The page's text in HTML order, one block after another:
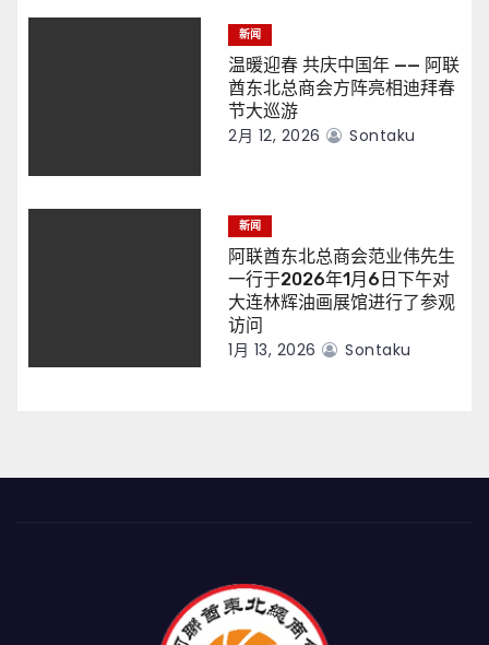
新闻
温暖迎春 共庆中国年 —— 阿联
酋东北总商会方阵亮相迪拜春
节大巡游
2月 12, 2026 Sontaku
新闻
阿联酋东北总商会范业伟先生
一行于2026年1月6日下午对
大连林辉油画展馆进行了参观
访问
1月 13, 2026 Sontaku